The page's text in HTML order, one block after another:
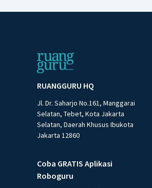
RUANGGURU HQ
Jl. Dr. Saharjo No.161, Manggarai
Selatan, Tebet, Kota Jakarta
Selatan, Daerah Khusus Ibukota
Jakarta 12860
Coba GRATIS Aplikasi
Roboguru